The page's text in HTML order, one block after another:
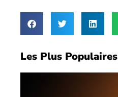
Les Plus Populaires